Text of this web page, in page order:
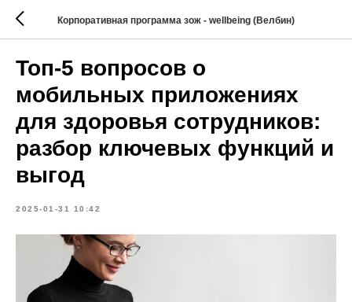
Корпоративная программа зож - wellbeing (Велбин)
Топ-5 вопросов о
мобильных приложениях
для здоровья сотрудников:
разбор ключевых функций и
выгод
2025-01-31 10:42